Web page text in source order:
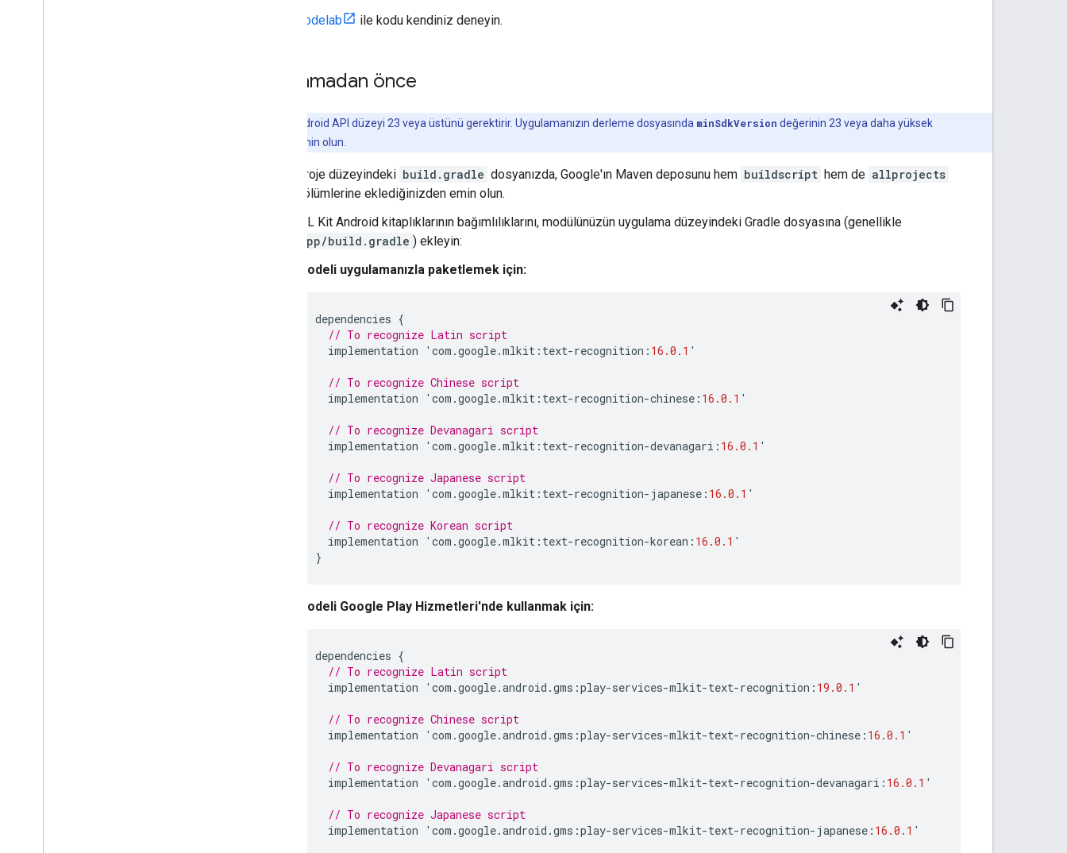
Codelab ile kodu kendiniz deneyin.
Başlamadan önce
Bu API, Android API düzeyi 23 veya üstünü gerektirir. Uygulamanızın derleme dosyasında minSdkVersion değerinin 23 veya daha yüksek
olduğundan emin olun.
Proje düzeyindeki build.gradle dosyanızda, Google'ın Maven deposunu hem buildscript hem de allprojects
bölümlerine eklediğinizden emin olun.
ML Kit Android kitaplıklarının bağımlılıklarını, modülünüzün uygulama düzeyindeki Gradle dosyasına (genellikle
app/build.gradle ) ekleyin:
Modeli uygulamanızla paketlemek için:
dependencies {
// To recognize Latin script
implementation
' com .google.mlkit : text-recognition : 16.0.1 '
// To recognize Chinese script
implementation
' com .google.mlkit : text-recognition-chinese : 16.0.1 '
// To recognize Devanagari script
implementation
' com .google.mlkit : text-recognition-devanagari : 16.0.1 '
// To recognize Japanese script
implementation
' com .google.mlkit : text-recognition- japanese : 16.0.1 '
// To recognize Korean script
implementation
' com .google.mlkit : text-recognition-korean : 16.0.1 '
}
Modeli Google Play Hizmetleri'nde kullanmak için:
dependencies {
// To recognize Latin script
implementation
' com .google.android .gms :play-services-mlkit-text-recognition : 19.0.1 '
// To recognize Chinese script
implementation
' com .google.android .gms :play-services-mlkit-text-recognition-chinese : 16.0.1 '
// To recognize Devanagari script
implementation
' com .google.android .gms :play-services-mlkit-text-recognition-devanagari : 16.0.1 '
// To recognize Japanese script
implementation
' com .google.android .gms :play-services-mlkit-text-recognition- japanese : 16.0.1 '